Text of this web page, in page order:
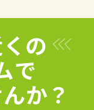
の
で
か？